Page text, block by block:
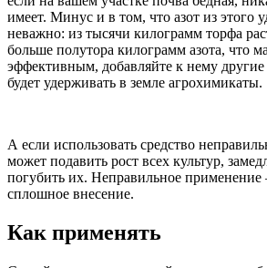
имеет. Минус и в том, что азот из этого
неважно: из тысячи килограмм торфа
больше полутора килограмм азота, что
эффективным, добавляйте к нему другие
будет удерживать в земле агрохимикаты.
А если использовать средство
может подавить рост всех культур,
погубить их. Неправильное
сплошное внесение.
Как применять